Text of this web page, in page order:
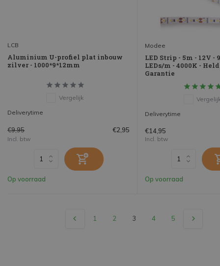
LCB
Aluminium U-profiel plat inbouw
zilver - 1000*9*12mm
Vergelijk
Deliverytime
€9,95 €2,95
Incl. btw
Op voorraad
Modee
LED Strip - 5m - 12V -
LEDs/m - 4000K -
Garantie
Deliverytime
€14,95
Incl. btw
Op voorraad
1 2 3 4 5